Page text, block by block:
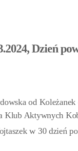
Dzień
od
Klub Aktywnych
w 30 dzień